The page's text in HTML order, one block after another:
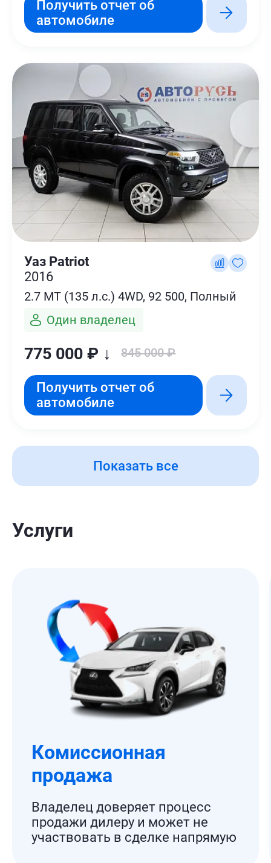
Получить отчет об
автомобиле
Уаз Patriot
2016
2.7 MT (135 л.с.) 4WD, 92 500, Полный
Один владелец
775 000 ₽ ↓ 845 000 ₽
Получить отчет об
автомобиле
Показать все
Услуги
Комиссионная
продажа
Владелец доверяет процесс
продажи дилеру и может не
участвовать в сделке напрямую